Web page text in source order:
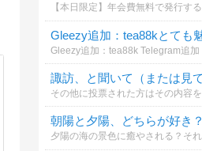
朝陽と夕陽、どちらが好き？